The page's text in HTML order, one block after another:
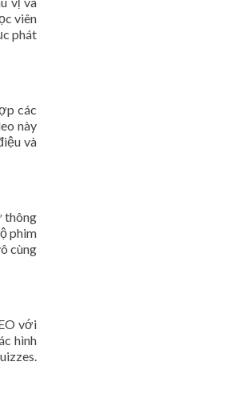
viên
phát
các
này
và
thông
phim
cùng
với
hình